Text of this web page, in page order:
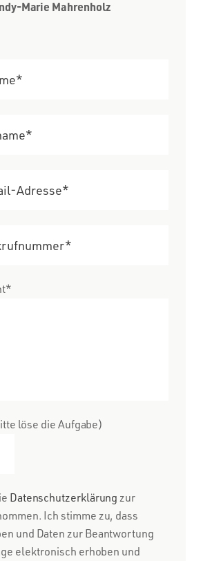
Marie Mahrenholz
löse die Aufgabe)
Datenschutzerklärung zur
Ich stimme zu, dass
und Daten zur Beantwortung
elektronisch erhoben und